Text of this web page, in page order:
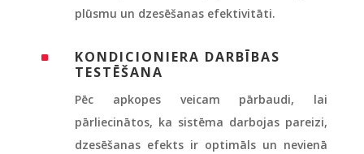
plūsmu un dzesēšanas efektivitāti.
^
KONDICIONIERA DARBĪBAS
TESTĒŠANA
Pēc apkopes veicam pārbaudi, lai
pārliecinātos, ka sistēma darbojas pareizi,
dzesēšanas efekts ir optimāls un nevienā